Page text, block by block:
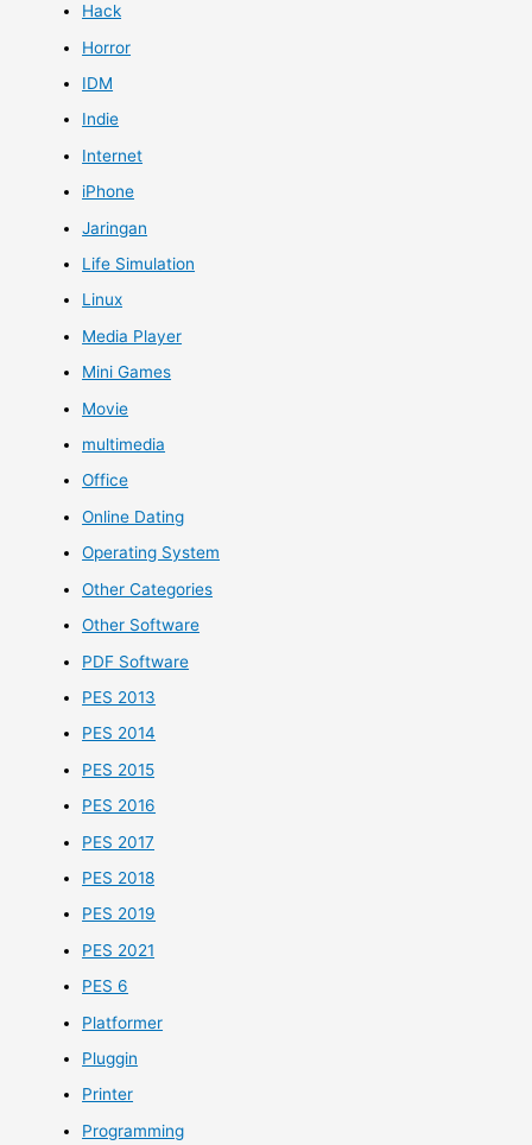
Hack
Horror
IDM
Indie
Internet
iPhone
Jaringan
Life Simulation
Linux
Media Player
Mini Games
Movie
multimedia
Office
Online Dating
Operating System
Other Categories
Other Software
PDF Software
PES 2013
PES 2014
PES 2015
PES 2016
PES 2017
PES 2018
PES 2019
PES 2021
PES 6
Platformer
Pluggin
Printer
Programming